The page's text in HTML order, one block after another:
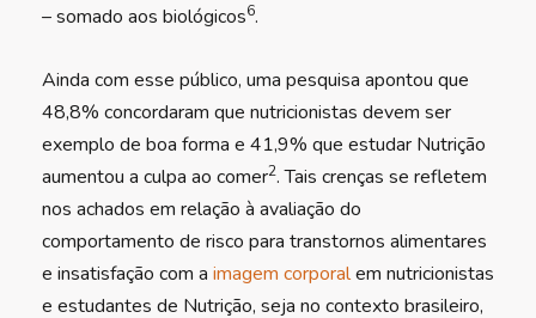
– somado aos biológicos6.
Ainda com esse público, uma pesquisa apontou que
48,8% concordaram que nutricionistas devem ser
exemplo de boa forma e 41,9% que estudar Nutrição
aumentou a culpa ao comer2. Tais crenças se refletem
nos achados em relação à avaliação do
comportamento de risco para transtornos alimentares
e insatisfação com a imagem corporalem nutricionistas
e estudantes de Nutrição, seja no contexto brasileiro,